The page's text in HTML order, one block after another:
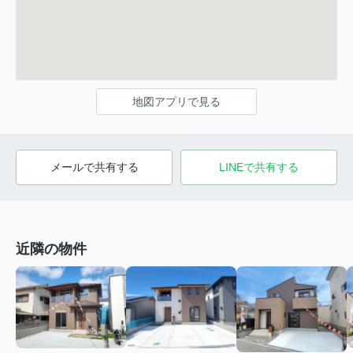
地図アプリで見る
メールで共有する LINEで共有する
近隣の物件